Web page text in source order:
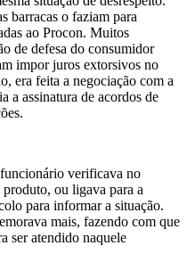
barracas o faziam para
ao Procon. Muitos
de defesa do consumidor
impor juros extorsivos no
era feita a negociação com a
a assinatura de acordos de
verificava no
produto, ou ligava para a
para informar a situação.
mais, fazendo com que
ser atendido naquele